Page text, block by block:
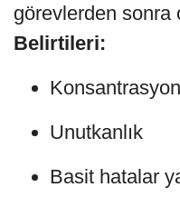
görevlerden sonra
Belirtileri:
Unutkanlık
Basit hatalar